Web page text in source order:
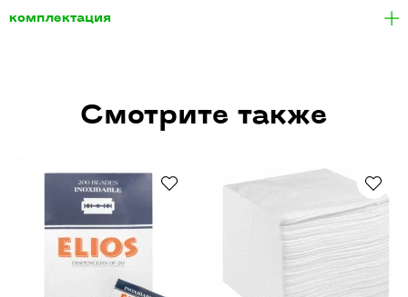
комплектация
Смотрите также